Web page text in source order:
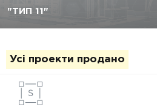
"ТИП 11"
Усі проекти продано